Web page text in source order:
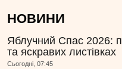
НОВИНИ
Яблучний Спас 2026:
та яскравих листівках
Сьогодні, 07:45